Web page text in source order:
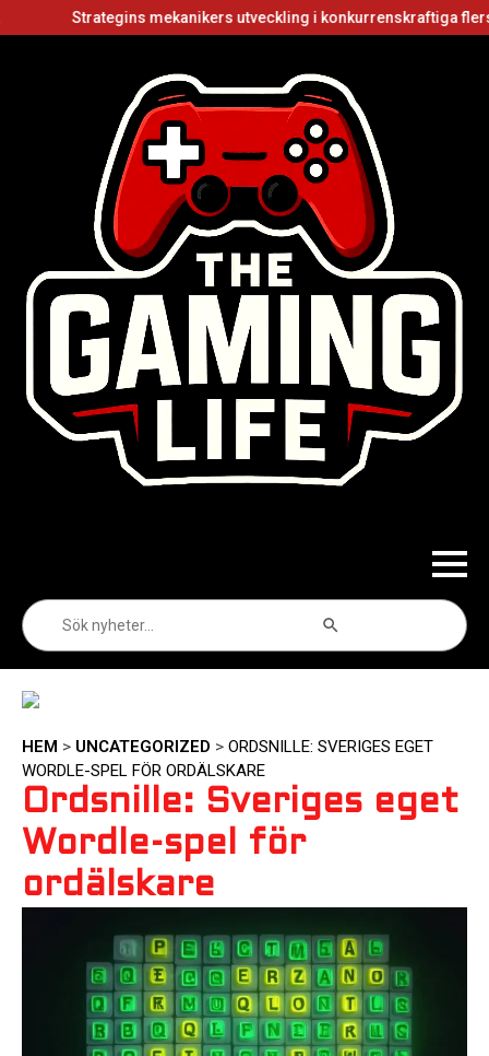
Strategins mekanikers utveckling i konkurrenskraftiga
efter:
HEM > UNCATEGORIZED > ORDSNILLE: SVERIGES EGET
WORDLE-SPEL FÖR ORDÄLSKARE
Ordsnille: Sveriges eget
Wordle-spel för
ordälskare